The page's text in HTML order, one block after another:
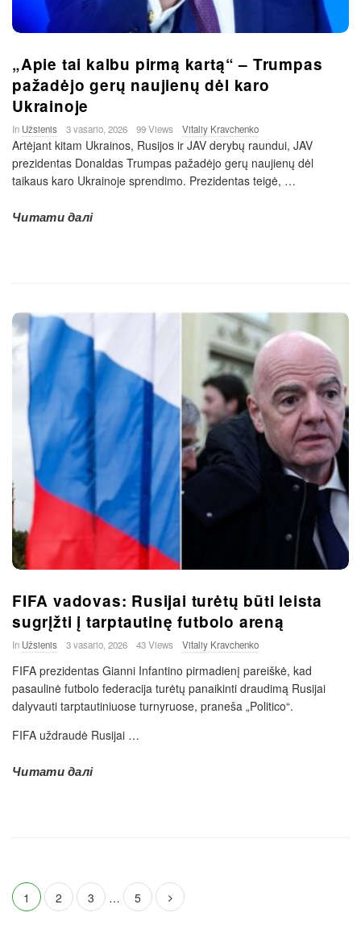
„Apie tai kalbu pirmą kartą“ – Trumpas
pažadėjo gerų naujienų dėl karo
Ukrainoje
In Užsienis 3 vasario, 2026 99 Views Vitaliy Kravchenko
Artėjant kitam Ukrainos, Rusijos ir JAV derybų raundui, JAV
prezidentas Donaldas Trumpas pažadėjo gerų naujienų dėl
taikaus karo Ukrainoje sprendimo. Prezidentas teigė, …
Читати далі
FIFA vadovas: Rusijai turėtų būti leista
sugrįžti į tarptautinę futbolo areną
In Užsienis 3 vasario, 2026 43 Views Vitaliy Kravchenko
FIFA prezidentas Gianni Infantino pirmadienį pareiškė, kad
pasaulinė futbolo federacija turėtų panaikinti draudimą Rusijai
dalyvauti tarptautiniuose turnyruose, praneša „Politico“.
FIFA uždraudė Rusijai …
Читати далі
Į 1 2 3 … 5